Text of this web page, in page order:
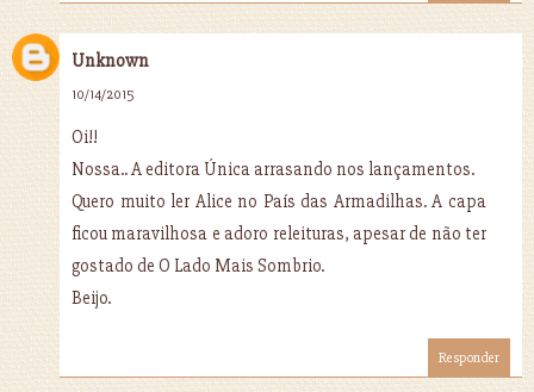
Unknown
10/14/2015
Oi!!
Nossa.. A editora Única arrasando nos lançamentos.
Quero muito ler Alice no País das Armadilhas. A capa
ficou maravilhosa e adoro releituras, apesar de não ter
gostado de O Lado Mais Sombrio.
Beijo.
Responder